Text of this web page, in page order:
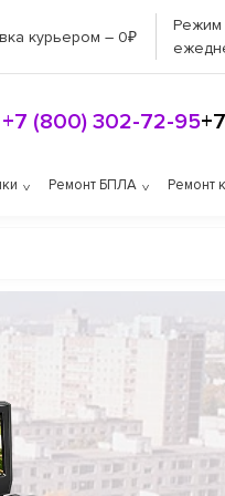
курьером – 0₽
Режим
+7 (800) 302-72-95
Ремонт БПЛА Ремонт